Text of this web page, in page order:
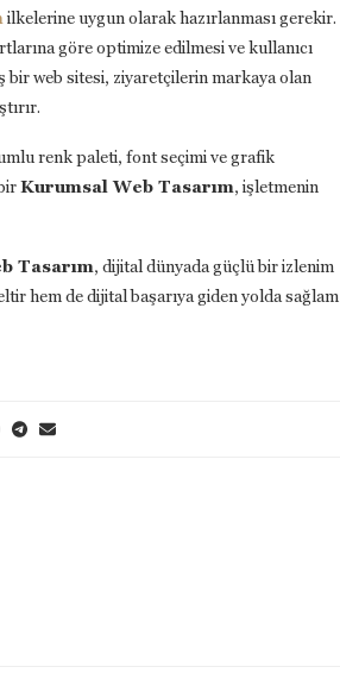
ilkelerine uygun olarak hazırlanması gerekir.
göre optimize edilmesi ve kullanıcı
bir web sitesi, ziyaretçilerin markaya olan
renk paleti, font seçimi ve grafik
Kurumsal Web Tasarım, işletmenin
Tasarım, dijital dünyada güçlü bir izlenim
hem de dijital başarıya giden yolda sağlam